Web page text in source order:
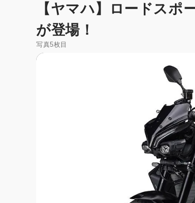
【ヤマハ】ロードスポ
が登場！
写真5枚目